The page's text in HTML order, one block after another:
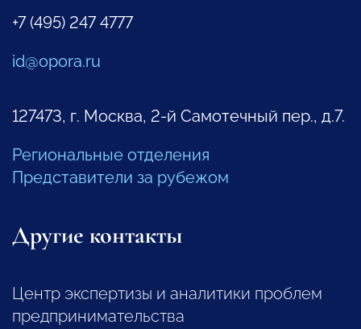
+7 (495) 247 4777
id@opora.ru
127473, г. Москва, 2-й Самотечный пер., д.7.
Региональные отделения
Представители за рубежом
Другие контакты
Центр экспертизы и аналитики проблем
предпринимательства